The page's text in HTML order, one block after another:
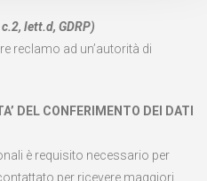
lett.d, GDRP)
reclamo ad un’autorità di
DEL CONFERIMENTO DEI DATI
è requisito necessario per
per ricevere maggiori